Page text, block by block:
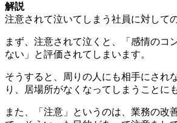
解説
注意されて泣いてしまう社員に対して
まず、注意されて泣くと、「感情のコ
ない」と評価されてしまいます。
そうすると、周りの人にも相手にされ
り、居場所がなくなってしまうことに
また、「注意」というのは、業務の改